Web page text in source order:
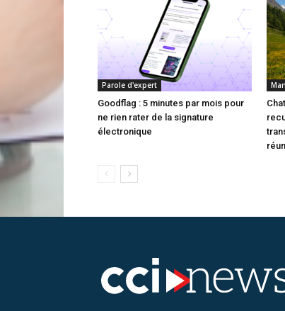
Parole d'expert
Goodflag : 5 minutes par mois pour
ne rien rater de la signature
électronique